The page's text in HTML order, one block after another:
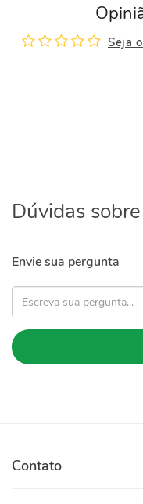
Seja
Dúvidas
Envie sua pergunta
Contato